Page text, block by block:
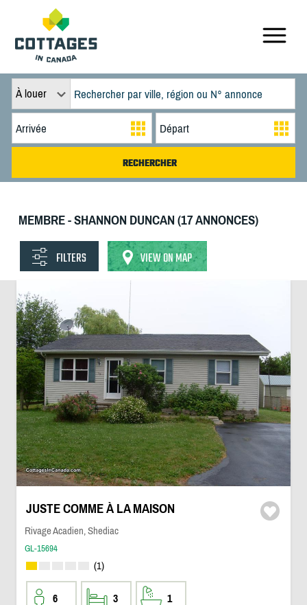
À louer
MEMBRE - SHANNON DUNCAN (17 ANNONCES)
FILTERS VIEW ON MAP
JUSTE COMME À LA MAISON
Rivage Acadien, Shediac
GL-15694
(1)
6 3 1